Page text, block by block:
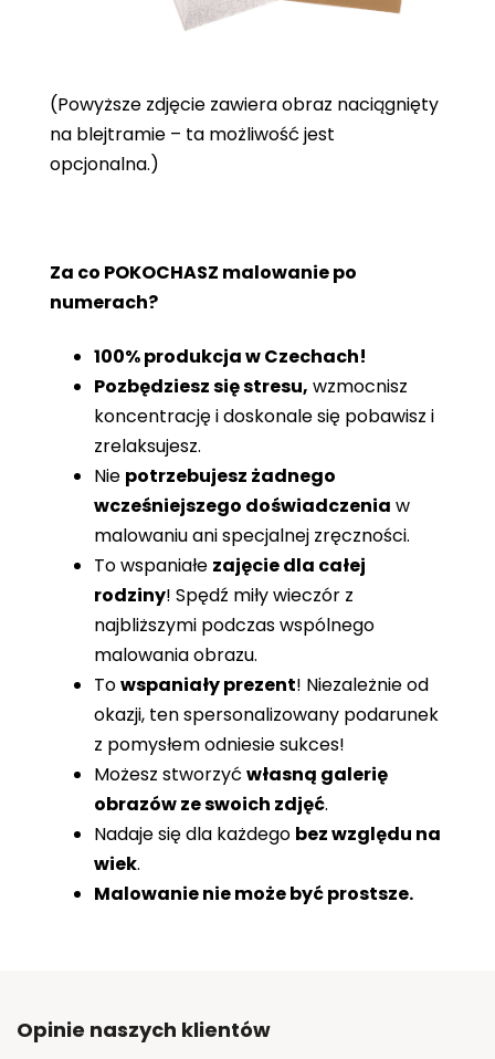
(Powyższe zdjęcie zawiera obraz naciągnięty
na blejtramie – ta możliwość jest
opcjonalna.)
Za co POKOCHASZ malowanie po
numerach?
100% produkcja w Czechach!
Pozbędziesz się stresu, wzmocnisz
koncentrację i doskonale się pobawisz i
zrelaksujesz.
Nie potrzebujesz żadnego
wcześniejszego doświadczenia w
malowaniu ani specjalnej zręczności.
To wspaniałe zajęcie dla całej
rodziny! Spędź miły wieczór z
najbliższymi podczas wspólnego
malowania obrazu.
Towspaniały prezent! Niezależnie od
okazji, ten spersonalizowany podarunek
z pomysłem odniesie sukces!
Możesz stworzyć własną galerię
obrazów ze swoich zdjęć.
Nadaje się dla każdego bez względu na
wiek.
Malowanie nie może być prostsze.
Opinie naszych klientów